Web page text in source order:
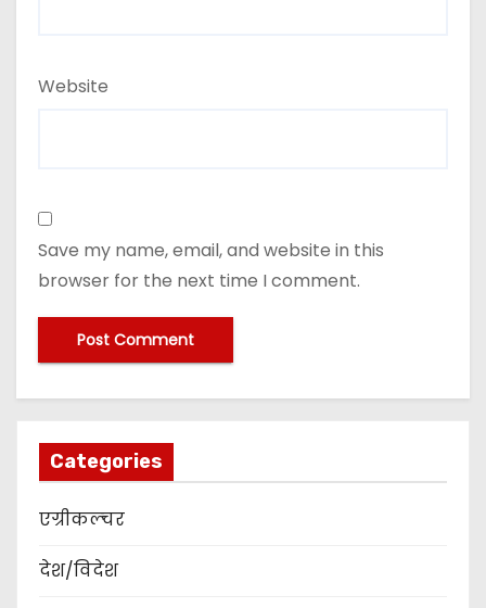
Website
Save my name, email, and website in this
browser for the next time I comment.
Categories
एग्रीकल्चर
देश/विदेश